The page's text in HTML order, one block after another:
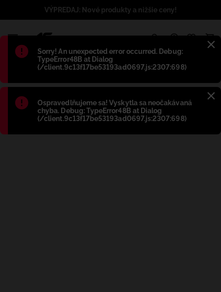
Błąd:
Sorry! An unexpected error occurred. Debug:
TypeError48B at Dialog
(/client.9c13f17be53193ad0697.js:2307:698)
Błąd:
Ospravedlňujeme sa! Vyskytla sa neočakávaná
chyba. Debug: TypeError48B at Dialog
(/client.9c13f17be53193ad0697.js:2307:698)
VÝPREDAJ: Nové produkty a nižšie ceny!